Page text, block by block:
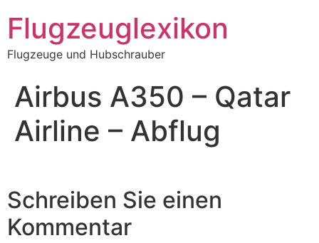
Inhalt
springen
Flugzeuglexikon
Flugzeuge und Hubschrauber
Airbus A350 – Qatar
Airline – Abflug
Schreiben Sie einen
Kommentar